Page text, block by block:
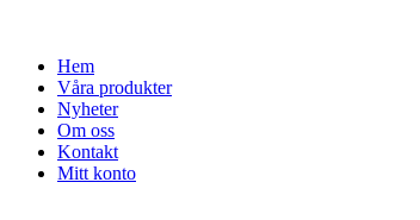
Hem
Våra produkter
Nyheter
Om oss
Kontakt
Mitt konto